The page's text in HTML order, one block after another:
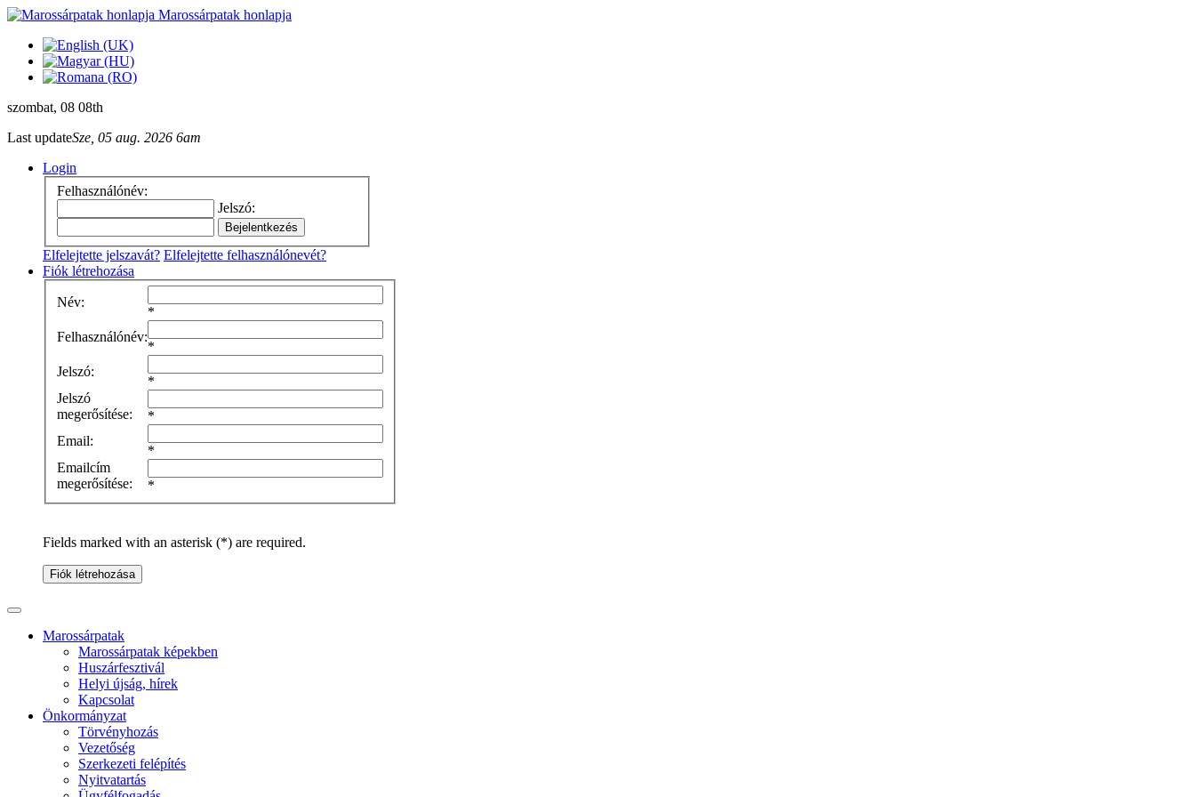
Marossárpatak honlapja
szombat, 08 08th
Last updateSze, 05 aug. 2026 6am
Login
Felhasználónév:
Jelszó:
Elfelejtette jelszavát? Elfelejtette felhasználónevét?
Fiók létrehozása
Név:
*
Felhasználónév:
*
Jelszó:
*
Jelszó
megerősítése:
*
Email:
*
Emailcím
megerősítése:
*
Fields marked with an asterisk (*) are required.
Fiók létrehozása
Marossárpatak
Marossárpatak képekben
Huszárfesztivál
Helyi újság, hírek
Kapcsolat
Önkormányzat
Törvényhozás
Vezetőség
Szerkezeti felépítés
Nyitvatartás